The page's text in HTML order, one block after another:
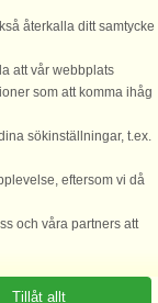
K - Danmark
Bank/Stockholm
återkalla ditt samtycke
att vår webbplats
som att komma ihåg
sökinställningar, t.ex.
eftersom vi då
och våra partners att
Tillåt allt